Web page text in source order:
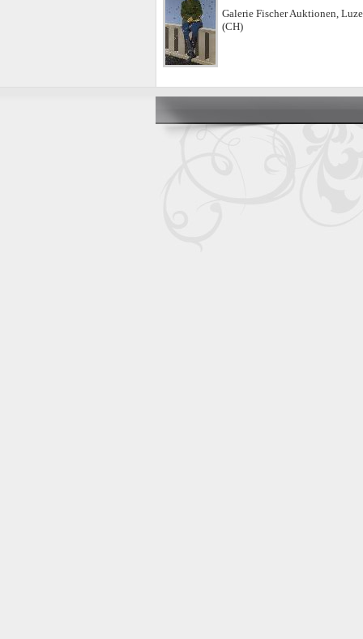
Galerie Fischer Auktionen,
(CH)